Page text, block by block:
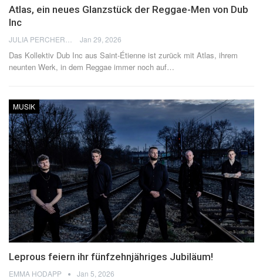
Atlas, ein neues Glanzstück der Reggae-Men von Dub
Inc
Jan 29, 2026
Das Kollektiv Dub Inc aus Saint-Étienne ist zurück mit Atlas, ihrem
neunten Werk, in dem Reggae immer noch auf…
MUSIK
Leprous feiern ihr fünfzehnjähriges Jubiläum!
EMMA HODAPP Jan 5, 2026